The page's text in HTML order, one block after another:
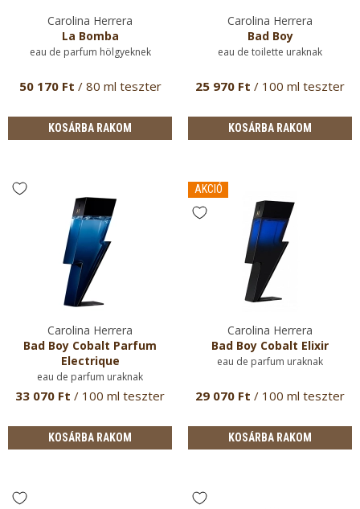
Carolina Herrera
La Bomba
eau de parfum hölgyeknek
50 170 Ft / 80 ml teszter
KOSÁRBA RAKOM
Carolina Herrera
Bad Boy
eau de toilette uraknak
25 970 Ft / 100 ml teszter
KOSÁRBA RAKOM
Carolina Herrera
Bad Boy Cobalt Parfum
Electrique
eau de parfum uraknak
33 070 Ft / 100 ml teszter
KOSÁRBA RAKOM
AKCIÓ
Carolina Herrera
Bad Boy Cobalt Elixir
eau de parfum uraknak
29 070 Ft / 100 ml teszter
KOSÁRBA RAKOM